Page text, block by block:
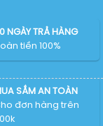
NGÀY TRẢ HÀNG
tiền 100%
SẮM AN TOÀN
đơn hàng trên